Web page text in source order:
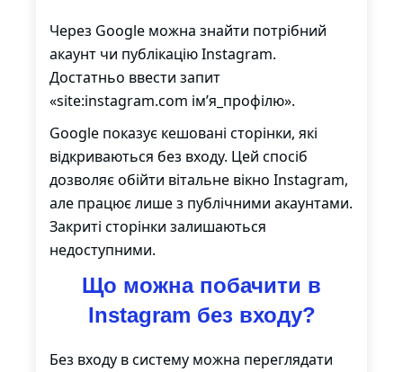
Через Google можна знайти потрібний
акаунт чи публікацію Instagram.
Достатньо ввести запит
«site:instagram.com ім’я_профілю».
Google показує кешовані сторінки, які
відкриваються без входу. Цей спосіб
дозволяє обійти вітальне вікно Instagram,
але працює лише з публічними акаунтами.
Закриті сторінки залишаються
недоступними.
Що можна побачити в
Instagram без входу?
Без входу в систему можна переглядати